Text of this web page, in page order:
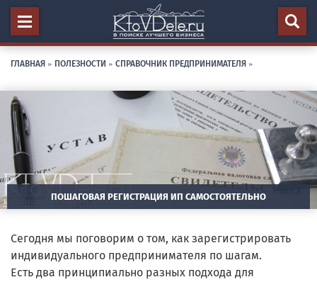
ГЛАВНАЯ » ПОЛЕЗНОСТИ » СПРАВОЧНИК ПРЕДПРИНИМАТЕЛЯ »
ПОШАГОВАЯ РЕГИСТРАЦИЯ ИП САМОСТОЯТЕЛЬНО
Сегодня мы поговорим о том, как зарегистрировать
индивидуального предпринимателя по шагам.
Есть два принципиально разных подхода для